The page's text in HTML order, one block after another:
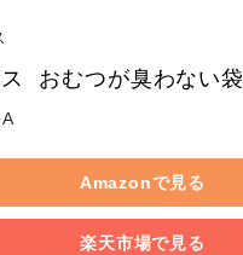
おむつが臭わない袋
Amazonで見る
楽天市場で見る